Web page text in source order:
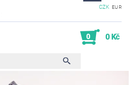
CZK EUR
0 0 Kč